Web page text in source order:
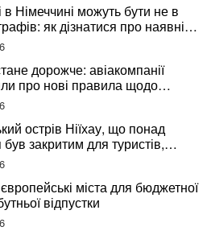
в Німеччині можуть бути не в
як дізнатися про наявні
дорожче: авіакомпанії
про нові правила щодо
острів Ніїхау, що понад
був закритим для туристів,
перших відвідувачів
міста для бюджетної
відпустки